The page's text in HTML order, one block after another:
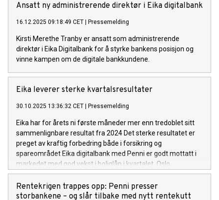
Ansatt ny administrerende direktør i Eika digitalbank
16.12.2025 09:18:49 CET | Pressemelding
Kirsti Merethe Tranby er ansatt som administrerende
direktør i Eika Digitalbank for å styrke bankens posisjon og
vinne kampen om de digitale bankkundene.
Eika leverer sterke kvartalsresultater
30.10.2025 13:36:32 CET | Pressemelding
Eika har for årets ni første måneder mer enn tredoblet sitt
sammenlignbare resultat fra 2024 Det sterke resultatet er
preget av kraftig forbedring både i forsikring og
spareområdet Eika digitalbank med Penni er godt mottatt i
markedet med god vekst i boliglån i kvartalet. Oslo,
30.10.2015 Eika konsernet leverte et resultat før skatt på
260 millioner kroner i årets tredje kvartal, mot tilsvarende
113 millioner i samme periode i fjor. Hittil i år er resultat før
Rentekrigen trappes opp: Penni presser
storbankene – og slår tilbake med nytt rentekutt